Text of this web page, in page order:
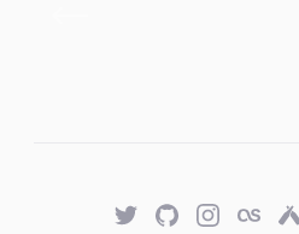
TwitterGitHubTwitter